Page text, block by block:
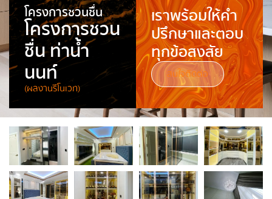
โครงการชวนชื่น
โครงการชวน
ชื่น ท่าน้ำ
นนท์
(ผลงานรีโนเวท)
เราพร้อมให้คำ
ปรึกษาและตอบ
ทุกข้อสงสัย
สนใจติดต่อ